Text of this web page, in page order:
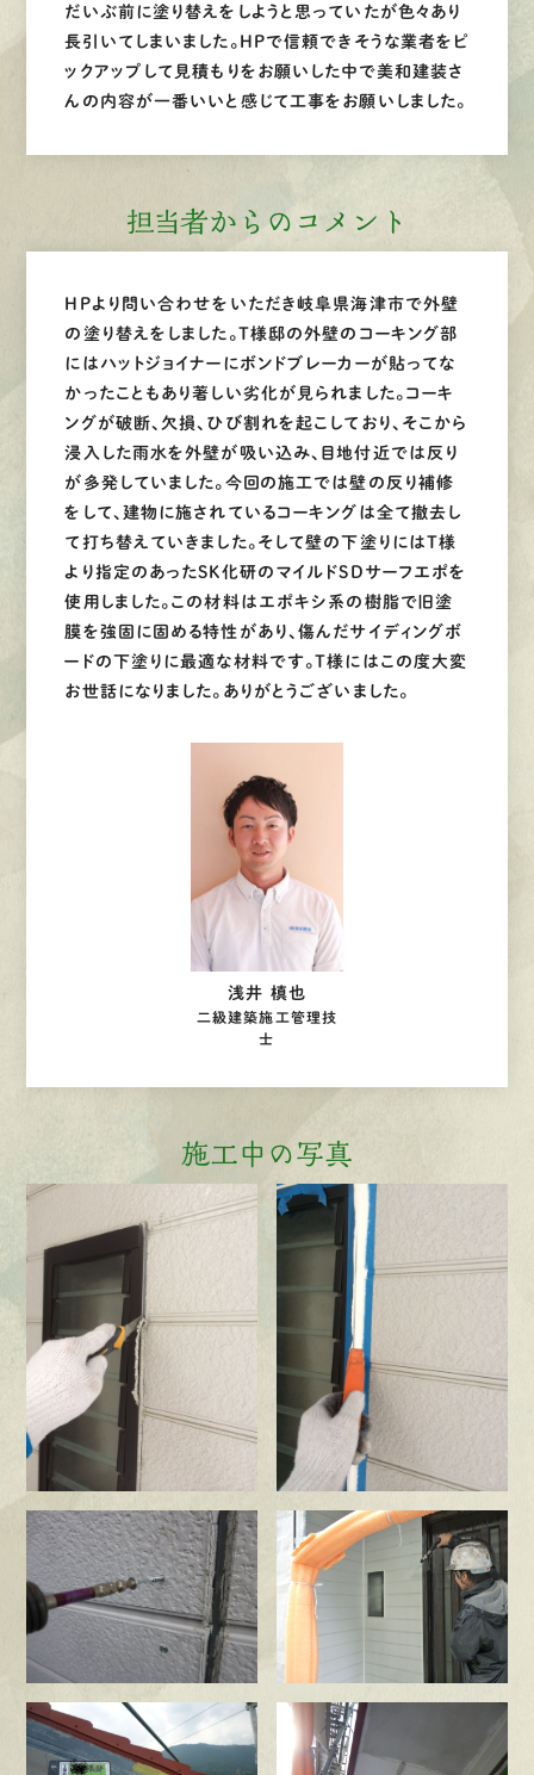
だいぶ前に塗り替えをしようと思っていたが色々あり
長引いてしまいました。HPで信頼できそうな業者をピ
ックアップして見積もりをお願いした中で美和建装さ
んの内容が一番いいと感じて工事をお願いしました。
担当者からのコメント
HPより問い合わせをいただき岐阜県海津市で外壁
の塗り替えをしました。T様邸の外壁のコーキング部
にはハットジョイナーにボンドブレーカーが貼ってな
かったこともあり著しい劣化が見られました。コーキ
ングが破断、欠損、ひび割れを起こしており、そこから
浸入した雨水を外壁が吸い込み、目地付近では反り
が多発していました。今回の施工では壁の反り補修
をして、建物に施されているコーキングは全て撤去し
て打ち替えていきました。そして壁の下塗りにはT様
より指定のあったSK化研のマイルドSDサーフエポを
使用しました。この材料はエポキシ系の樹脂で旧塗
膜を強固に固める特性があり、傷んだサイディングボ
ードの下塗りに最適な材料です。T様にはこの度大変
お世話になりました。ありがとうございました。
浅井 槙也
二級建築施工管理技
士
施工中の写真